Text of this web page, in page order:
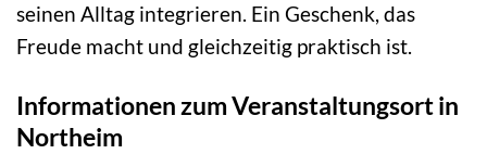
seinen Alltag integrieren. Ein Geschenk, das
Freude macht und gleichzeitig praktisch ist.
Informationen zum Veranstaltungsort in
Northeim